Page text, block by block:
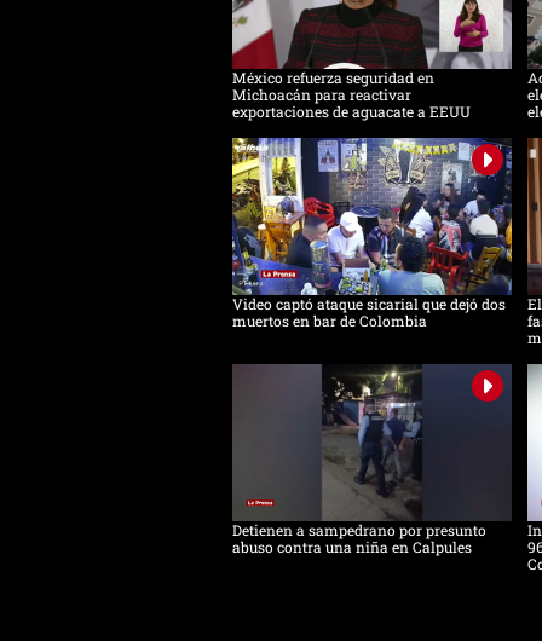
México refuerza seguridad en
Michoacán para reactivar
exportaciones de aguacate a EEUU
Video captó ataque sicarial que dejó dos
muertos en bar de Colombia
Detienen a sampedrano por presunto
abuso contra una niña en Calpules